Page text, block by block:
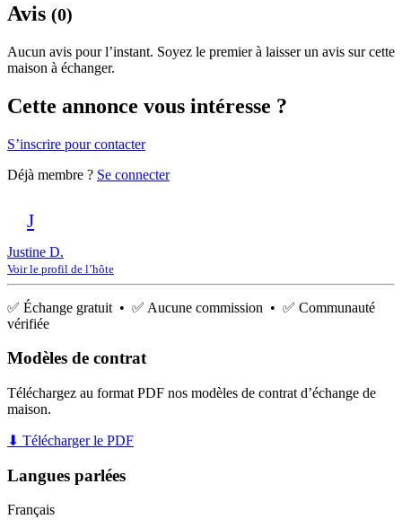
Avis (0)
Aucun avis pour l’instant. Soyez le premier à laisser un avis sur cette
maison à échanger.
Cette annonce vous intéresse ?
S’inscrire pour contacter
Déjà membre ? Se connecter
J
Justine D.
Voir le profil de l’hôte
✅ Échange gratuit • ✅ Aucune commission • ✅ Communauté
vérifiée
Modèles de contrat
Téléchargez au format PDF nos modèles de contrat d’échange de
maison.
⬇ Télécharger le PDF
Langues parlées
Français